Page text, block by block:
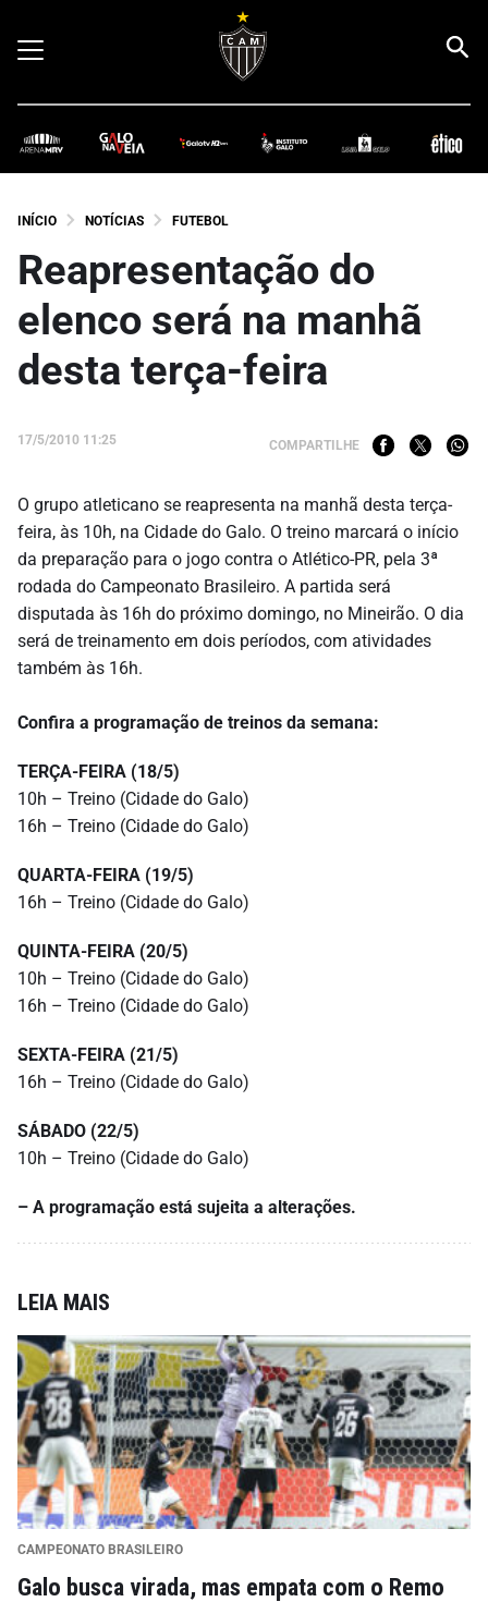
INÍCIO NOTÍCIAS FUTEBOL
Reapresentação do
elenco será na manhã
desta terça-feira
17/5/2010 11:25 COMPARTILHE
O grupo atleticano se reapresenta na manhã desta terça-
feira, às 10h, na Cidade do Galo. O treino marcará o início
da preparação para o jogo contra o Atlético-PR, pela 3ª
rodada do Campeonato Brasileiro. A partida será
disputada às 16h do próximo domingo, no Mineirão. O dia
será de treinamento em dois períodos, com atividades
também às 16h.
Confira a programação de treinos da semana:
TERÇA-FEIRA (18/5)
10h – Treino (Cidade do Galo)
16h – Treino (Cidade do Galo)
QUARTA-FEIRA (19/5)
16h – Treino (Cidade do Galo)
QUINTA-FEIRA (20/5)
10h – Treino (Cidade do Galo)
16h – Treino (Cidade do Galo)
SEXTA-FEIRA (21/5)
16h – Treino (Cidade do Galo)
SÁBADO (22/5)
10h – Treino (Cidade do Galo)
– A programação está sujeita a alterações.
LEIA MAIS
CAMPEONATO BRASILEIRO
Galo busca virada, mas empata com o Remo